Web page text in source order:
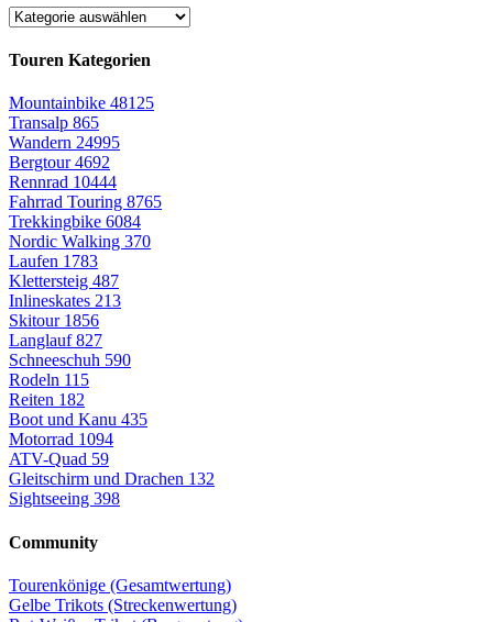
Touren Kategorien
Mountainbike 48125
Transalp 865
Wandern 24995
Bergtour4692
Rennrad 10444
Fahrrad Touring 8765
Trekkingbike 6084
Nordic Walking 370
Laufen 1783
Klettersteig 487
Inlineskates 213
Skitour 1856
Langlauf827
Schneeschuh 590
Rodeln 115
Reiten 182
Boot und Kanu 435
Motorrad 1094
ATV-Quad 59
Gleitschirm und Drachen 132
Sightseeing 398
Community
Tourenkönige (Gesamtwertung)
Gelbe Trikots (Streckenwertung)